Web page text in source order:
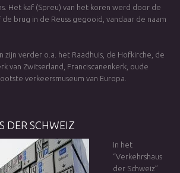
Het kaf (Spreu) van het koren werd door de
de brug in de Reuss gegooid, vandaar de naam
zijn verder o.a. het Raadhuis, de Hofkirche, de
van Zwitserland, Franciscanenkerk, oude
verkeersmuseum van Europa.
DER SCHWEIZ
In het
“Verkehrshaus
der Schweiz”